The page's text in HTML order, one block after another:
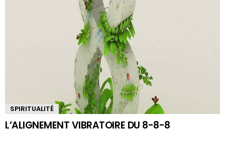
SPIRITUALITÉ
L’ALIGNEMENT VIBRATOIRE DU 8-8-8